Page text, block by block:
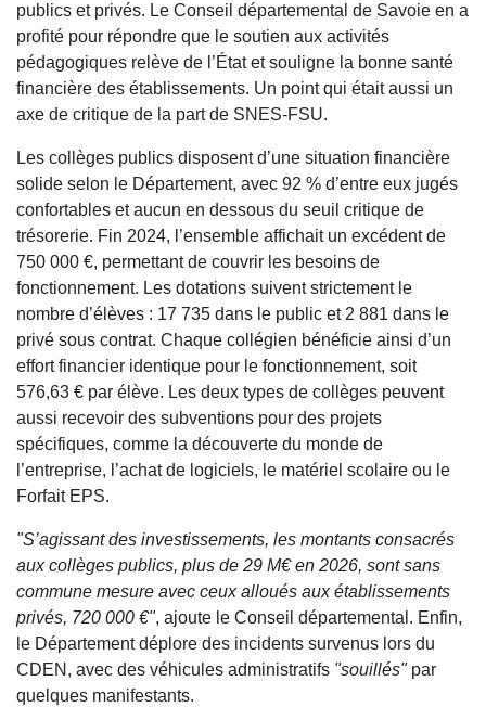
publics et privés. Le Conseil départemental de Savoie en a
profité pour répondre que le soutien aux activités
pédagogiques relève de l’État et souligne la bonne santé
financière des établissements. Un point qui était aussi un
axe de critique de la part de SNES-FSU.
Les collèges publics disposent d’une situation financière
solide selon le Département, avec 92 % d’entre eux jugés
confortables et aucun en dessous du seuil critique de
trésorerie. Fin 2024, l’ensemble affichait un excédent de
750 000 €, permettant de couvrir les besoins de
fonctionnement. Les dotations suivent strictement le
nombre d’élèves : 17 735 dans le public et 2 881 dans le
privé sous contrat. Chaque collégien bénéficie ainsi d’un
effort financier identique pour le fonctionnement, soit
576,63 € par élève. Les deux types de collèges peuvent
aussi recevoir des subventions pour des projets
spécifiques, comme la découverte du monde de
l’entreprise, l’achat de logiciels, le matériel scolaire ou le
Forfait EPS.
"S’agissant des investissements, les montants consacrés
aux collèges publics, plus de 29 M€ en 2026, sont sans
commune mesure avec ceux alloués aux établissements
privés, 720 000 €", ajoute le Conseil départemental. Enfin,
le Département déplore des incidents survenus lors du
CDEN, avec des véhicules administratifs "souillés"par
quelques manifestants.